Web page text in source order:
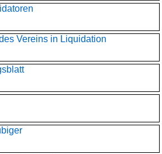
Vereins in Liquidation